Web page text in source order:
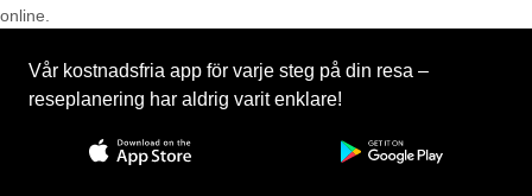
online.
Vår kostnadsfria app för varje steg på din resa –
reseplanering har aldrig varit enklare!